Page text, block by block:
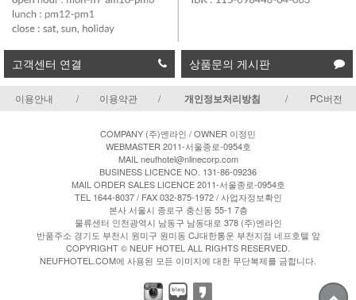
고객센터 연결 상품문의 게시판
이용안내 / 이용약관 / 개인정보처리방침 / PC버전
COMPANY (주)엔라인 / OWNER 이정민
WEBMASTER 2011-서울종로-0954호
MAIL neufhotel@nlinecorp.com
BUSINESS LICENCE NO. 131-86-09236
MAIL ORDER SALES LICENCE 2011-서울종로-0954호
TEL 1644-8037 / FAX 032-875-1972 / 사업자정보확인
본사 서울시 종로구 충신동 55-1 7층
물류센터 인천광역시 남동구 남동대로 378 (주)엔라인
반품주소 경기도 부천시 원미구 원미동 CJ대한통운 부천지점 네프호텔 앞
COPYRIGHT © NEUF HOTEL ALL RIGHTS RESERVED.
NEUFHOTEL.COM에 사용된 모든 이미지에 대한 무단복제를 금합니다.